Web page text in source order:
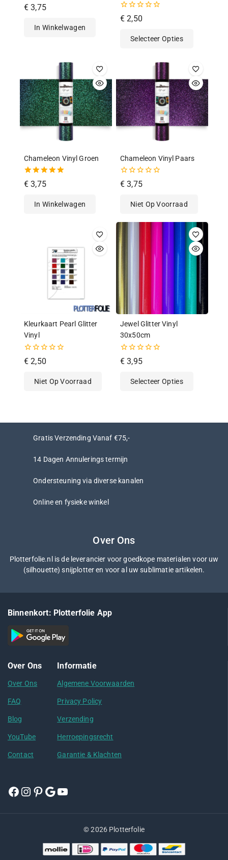
5.00
van de 5
€ 3,75
In Winkelwagen
0
van
€ 2,50
Selecteer Opties
Chameleon Vinyl Groen
5.00
van de 5
€ 3,75
In Winkelwagen
Chameleon Vinyl Paars
0
van
€ 3,75
Niet Op Voorraad
Kleurkaart Pearl Glitter
Vinyl
0
van
€ 2,50
Niet Op Voorraad
Jewel Glitter Vinyl
30x50cm
0
van
€ 3,95
Selecteer Opties
Gratis Verzending Vanaf €75,-
14 Dagen Annulerings termijn
Ondersteuning via diverse kanalen
Online en fysieke winkel
Over Ons
Plotterfolie.nl is de leverancier voor goedkope materialen voor uw
(silhouette) snijplotter en voor al uw sublimatie artikelen.
Binnenkort: Plotterfolie App
Over Ons
Over Ons
FAQ
Blog
YouTube
Contact
Informatie
Algemene Voorwaarden
Privacy Policy
Verzending
Herroepingsrecht
Garantie & Klachten
© 2026 Plotterfolie